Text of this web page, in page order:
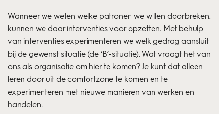
Wanneer we weten welke patronen we willen doorbreken,
kunnen we daar interventies voor opzetten. Met behulp
van interventies experimenteren we welk gedrag aansluit
bij de gewenst situatie (de ‘B’-situatie). Wat vraagt het van
ons als organisatie om hier te komen? Je kunt dat alleen
leren door uit de comfortzone te komen en te
experimenteren met nieuwe manieren van werken en
handelen.